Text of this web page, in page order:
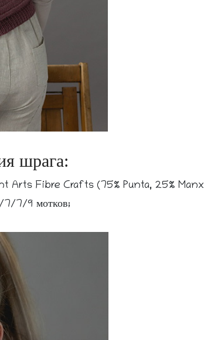
шрага:
Arts Fibre Crafts (75% Punta, 25% Manx
7/7/9 мотков;